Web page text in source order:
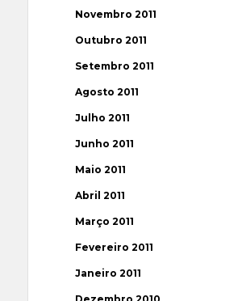
Novembro 2011
Outubro 2011
Setembro 2011
Agosto 2011
Julho 2011
Junho 2011
Maio 2011
Abril 2011
Março 2011
Fevereiro 2011
Janeiro 2011